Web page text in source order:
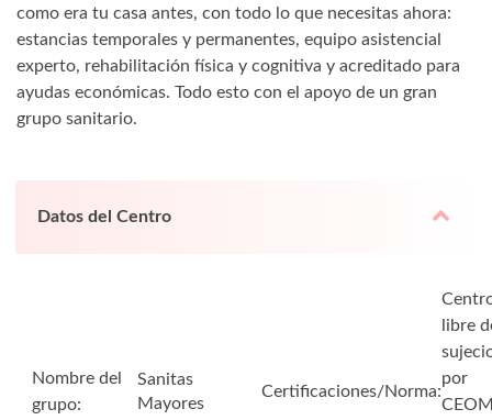
como era tu casa antes, con todo lo que necesitas ahora:
estancias temporales y permanentes, equipo asistencial
experto, rehabilitación física y cognitiva y acreditado para
ayudas económicas. Todo esto con el apoyo de un gran
grupo sanitario.
Datos del Centro
Nombre del
grupo:
Sanitas
Mayores
Certificaciones/Norma:
libre
por